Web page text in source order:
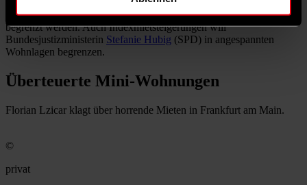
möblierte Wohnungen sollen transparenter gemacht und in der Höhe
begrenzt werden. Auch Indexmietsteigerungen will
Bundesjustizministerin Stefanie Hubig (SPD) in angespannten
Wohnlagen begrenzen.
Überteuerte Mini-Wohnungen
Florian Lzicar klagt über horrende Mieten in Frankfurt am Main.
©
privat